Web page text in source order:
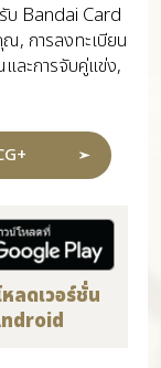
บ Bandai Card
, การลงทะเบียน
ละการจับคู่แข่ง,
ลดเวอร์ชั่น